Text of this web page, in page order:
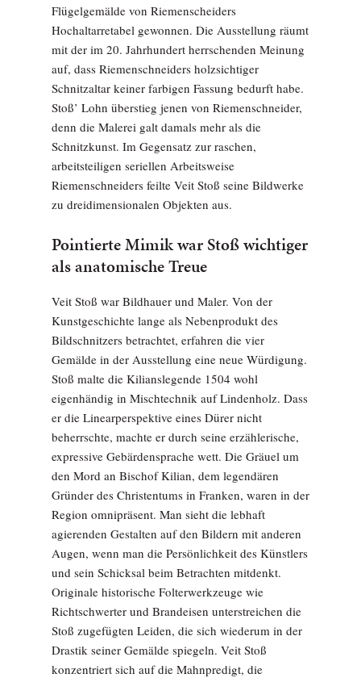
Flügelgemälde von Riemenscheiders
Hochaltarretabel gewonnen. Die Ausstellung räumt
mit der im 20. Jahrhundert herrschenden Meinung
auf, dass Riemenschneiders holzsichtiger
Schnitzaltar keiner farbigen Fassung bedurft habe.
Stoß’ Lohn überstieg jenen von Riemenschneider,
denn die Malerei galt damals mehr als die
Schnitzkunst. Im Gegensatz zur raschen,
arbeitsteiligen seriellen Arbeitsweise
Riemenschneiders feilte Veit Stoß seine Bildwerke
zu dreidimensionalen Objekten aus.
Pointierte Mimik war Stoß wichtiger
als anatomische Treue
Veit Stoß war Bildhauer und Maler. Von der
Kunstgeschichte lange als Nebenprodukt des
Bildschnitzers betrachtet, erfahren die vier
Gemälde in der Ausstellung eine neue Würdigung.
Stoß malte die Kilianslegende 1504 wohl
eigenhändig in Mischtechnik auf Lindenholz. Dass
er die Linearperspektive eines Dürer nicht
beherrschte, machte er durch seine erzählerische,
expressive Gebärdensprache wett. Die Gräuel um
den Mord an Bischof Kilian, dem legendären
Gründer des Christentums in Franken, waren in der
Region omnipräsent. Man sieht die lebhaft
agierenden Gestalten auf den Bildern mit anderen
Augen, wenn man die Persönlichkeit des Künstlers
und sein Schicksal beim Betrachten mitdenkt.
Originale historische Folterwerkzeuge wie
Richtschwerter und Brandeisen unterstreichen die
Stoß zugefügten Leiden, die sich wiederum in der
Drastik seiner Gemälde spiegeln. Veit Stoß
konzentriert sich auf die Mahnpredigt, die